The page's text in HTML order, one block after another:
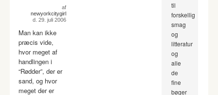
af
newyorkcitygirl
d. 29. juli 2006
Man kan ikke
præcis vide,
hvor meget af
handlingen i
“Rødder”, der er
sand, og hvor
meget der er
til
forskellig
smag
og
litteratur
og
alle
de
fine
bøger